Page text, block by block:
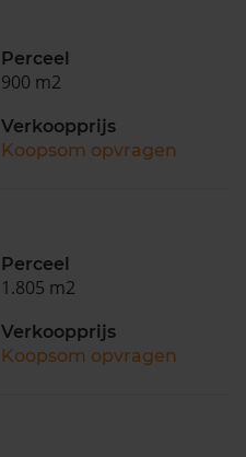
Perceel
900 m2
Verkoopprijs
Koopsom opvragen
Perceel
1.805 m2
Verkoopprijs
Koopsom opvragen